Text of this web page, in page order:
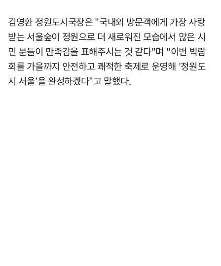
김영환 정원도시국장은 "국내외 방문객에게 가장 사랑
받는 서울숲이 정원으로 더 새로워진 모습에서 많은 시
민 분들이 만족감을 표해주시는 것 같다"며 "이번 박람
회를 가을까지 안전하고 쾌적한 축제로 운영해 '정원도
시 서울'을 완성하겠다"고 말했다.